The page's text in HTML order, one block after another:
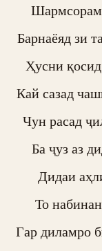
Барнаёяд зи
Ҳусни
Кай сазад
Чун расад
Ба ҷуз аз
Дидаи
То
Гар диламро